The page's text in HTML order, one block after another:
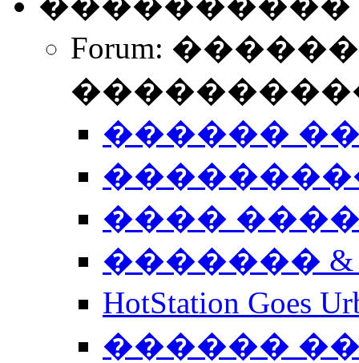
Forum:
������
����
�������
HotStation
������